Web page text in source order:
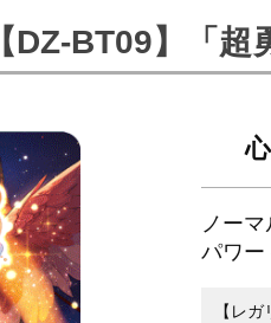
【DZ-BT09】「超
ノー
パワー
【レ